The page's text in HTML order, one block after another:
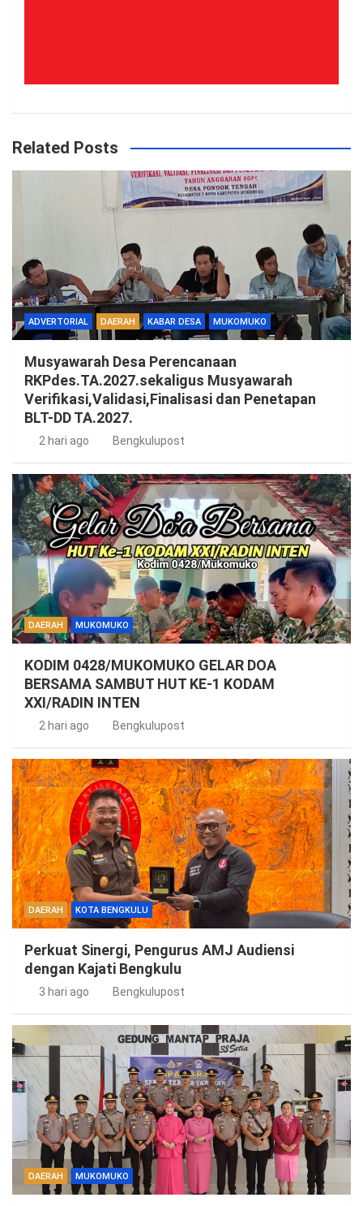
Related Posts
ADVERTORIAL DAERAH KABAR DESA MUKOMUKO
Musyawarah Desa Perencanaan
RKPdes.TA.2027.sekaligus Musyawarah
Verifikasi,Validasi,Finalisasi dan Penetapan
BLT-DD TA.2027.
2 hari ago Bengkulupost
DAERAH MUKOMUKO
KODIM 0428/MUKOMUKO GELAR DOA
BERSAMA SAMBUT HUT KE-1 KODAM
XXI/RADIN INTEN
2 hari ago Bengkulupost
DAERAH KOTA BENGKULU
Perkuat Sinergi, Pengurus AMJ Audiensi
dengan Kajati Bengkulu
3 hari ago Bengkulupost
DAERAH MUKOMUKO